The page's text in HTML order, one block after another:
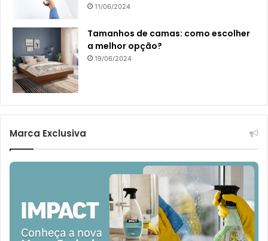
11/06/2024
Tamanhos de camas: como escolher
a melhor opção?
19/06/2024
Marca Exclusiva